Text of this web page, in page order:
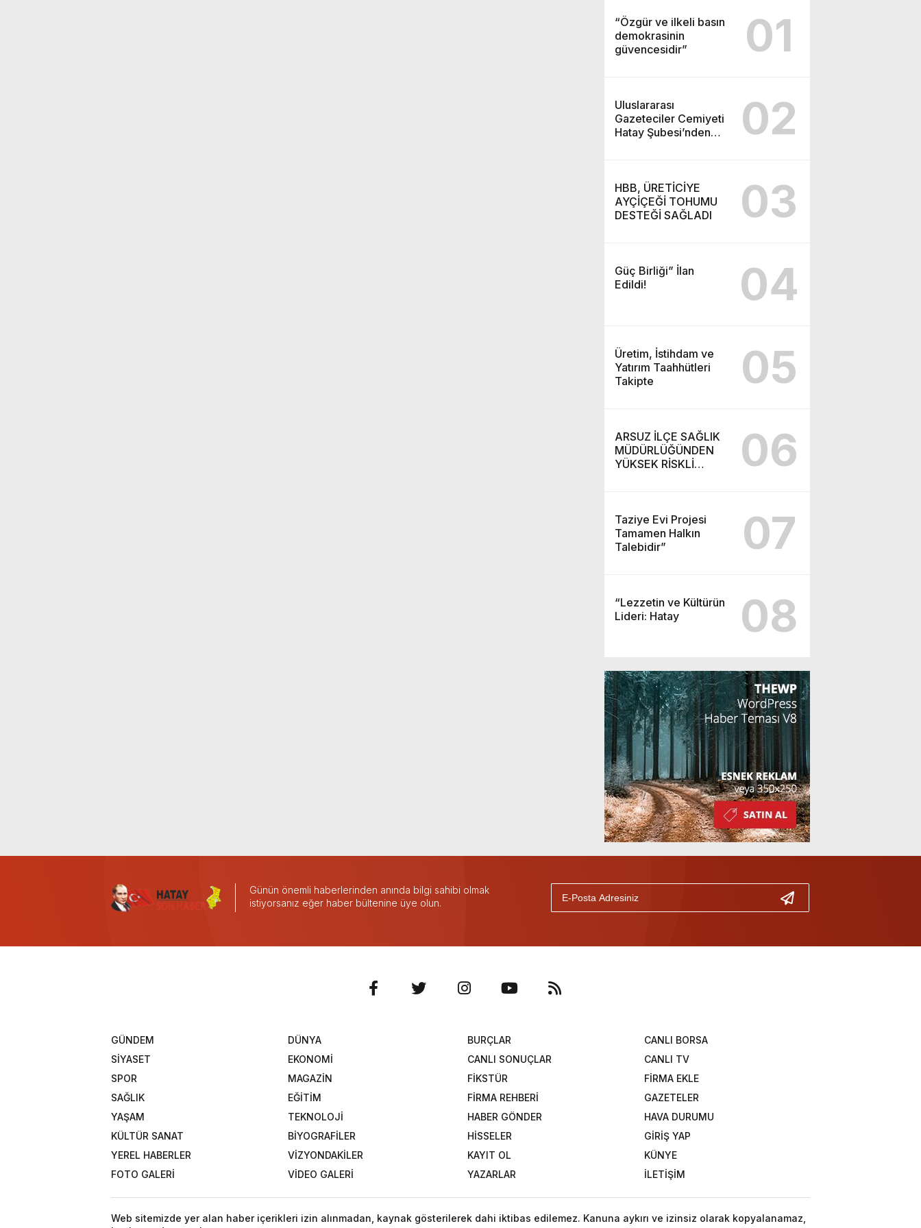
“Özgür ve ilkeli basın
demokrasinin
güvencesidir”
01
Uluslararası
Gazeteciler Cemiyeti
Hatay Şubesi’nden
02
HBB, ÜRETİCİYE
AYÇİÇEĞİ TOHUMU
DESTEĞİ SAĞLADI
03
Güç Birliği” İlan
Edildi!
04
Üretim, İstihdam ve
Yatırım Taahhütleri
Takipte
05
ARSUZ İLÇE SAĞLIK
MÜDÜRLÜĞÜNDEN
YÜKSEK RİSKLİ
06
Taziye Evi Projesi
Tamamen Halkın
Talebidir”
07
“Lezzetin ve Kültürün
Lideri: Hatay
08
Günün önemli haberlerinden anında bilgi sahibi olmak
istiyorsanız eğer haber bültenine üye olun.
GÜNDEM
DÜNYA
SİYASET
EKONOMİ
SPOR
MAGAZİN
SAĞLIK
EĞİTİM
YAŞAM
TEKNOLOJİ
KÜLTÜR SANAT
BİYOGRAFİLER
YEREL HABERLER
VİZYONDAKİLER
FOTO GALERİ
VİDEO GALERİ
BURÇLAR
CANLI BORSA
CANLI SONUÇLAR
CANLI TV
FİKSTÜR
FİRMA EKLE
FİRMA REHBERİ
GAZETELER
HABER GÖNDER
HAVA DURUMU
HİSSELER
GİRİŞ YAP
KAYIT OL
KÜNYE
YAZARLAR
İLETİŞİM
Web sitemizde yer alan haber içerikleri izin alınmadan, kaynak gösterilerek dahi iktibas edilemez. Kanuna aykırı ve izinsiz olarak kopyalanamaz,